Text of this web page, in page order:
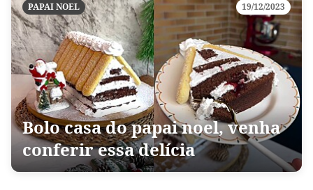
PAPAI NOEL 19/12/2023
Bolo casa do papai noel, venha
conferir essa delícia